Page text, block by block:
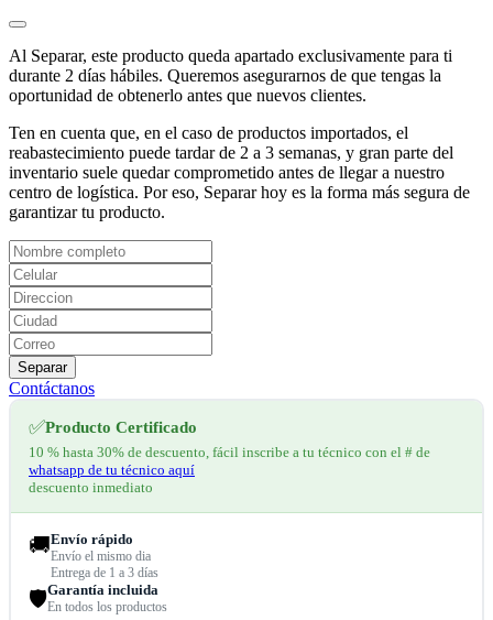
Al Separar, este producto queda apartado exclusivamente para ti
durante 2 días hábiles. Queremos asegurarnos de que tengas la
oportunidad de obtenerlo antes que nuevos clientes.
Ten en cuenta que, en el caso de productos importados, el
reabastecimiento puede tardar de 2 a 3 semanas, y gran parte del
inventario suele quedar comprometido antes de llegar a nuestro
centro de logística. Por eso, Separar hoy es la forma más segura de
garantizar tu producto.
Separar
Contáctanos
✅Producto Certificado
10 % hasta 30% de descuento, fácil inscribe a tu técnico con el # de
whatsapp de tu técnico aquí
descuento inmediato
🚚Envío rápido
Envío el mismo dia
Entrega de 1 a 3 días
🛡️Garantía incluida
En todos los productos